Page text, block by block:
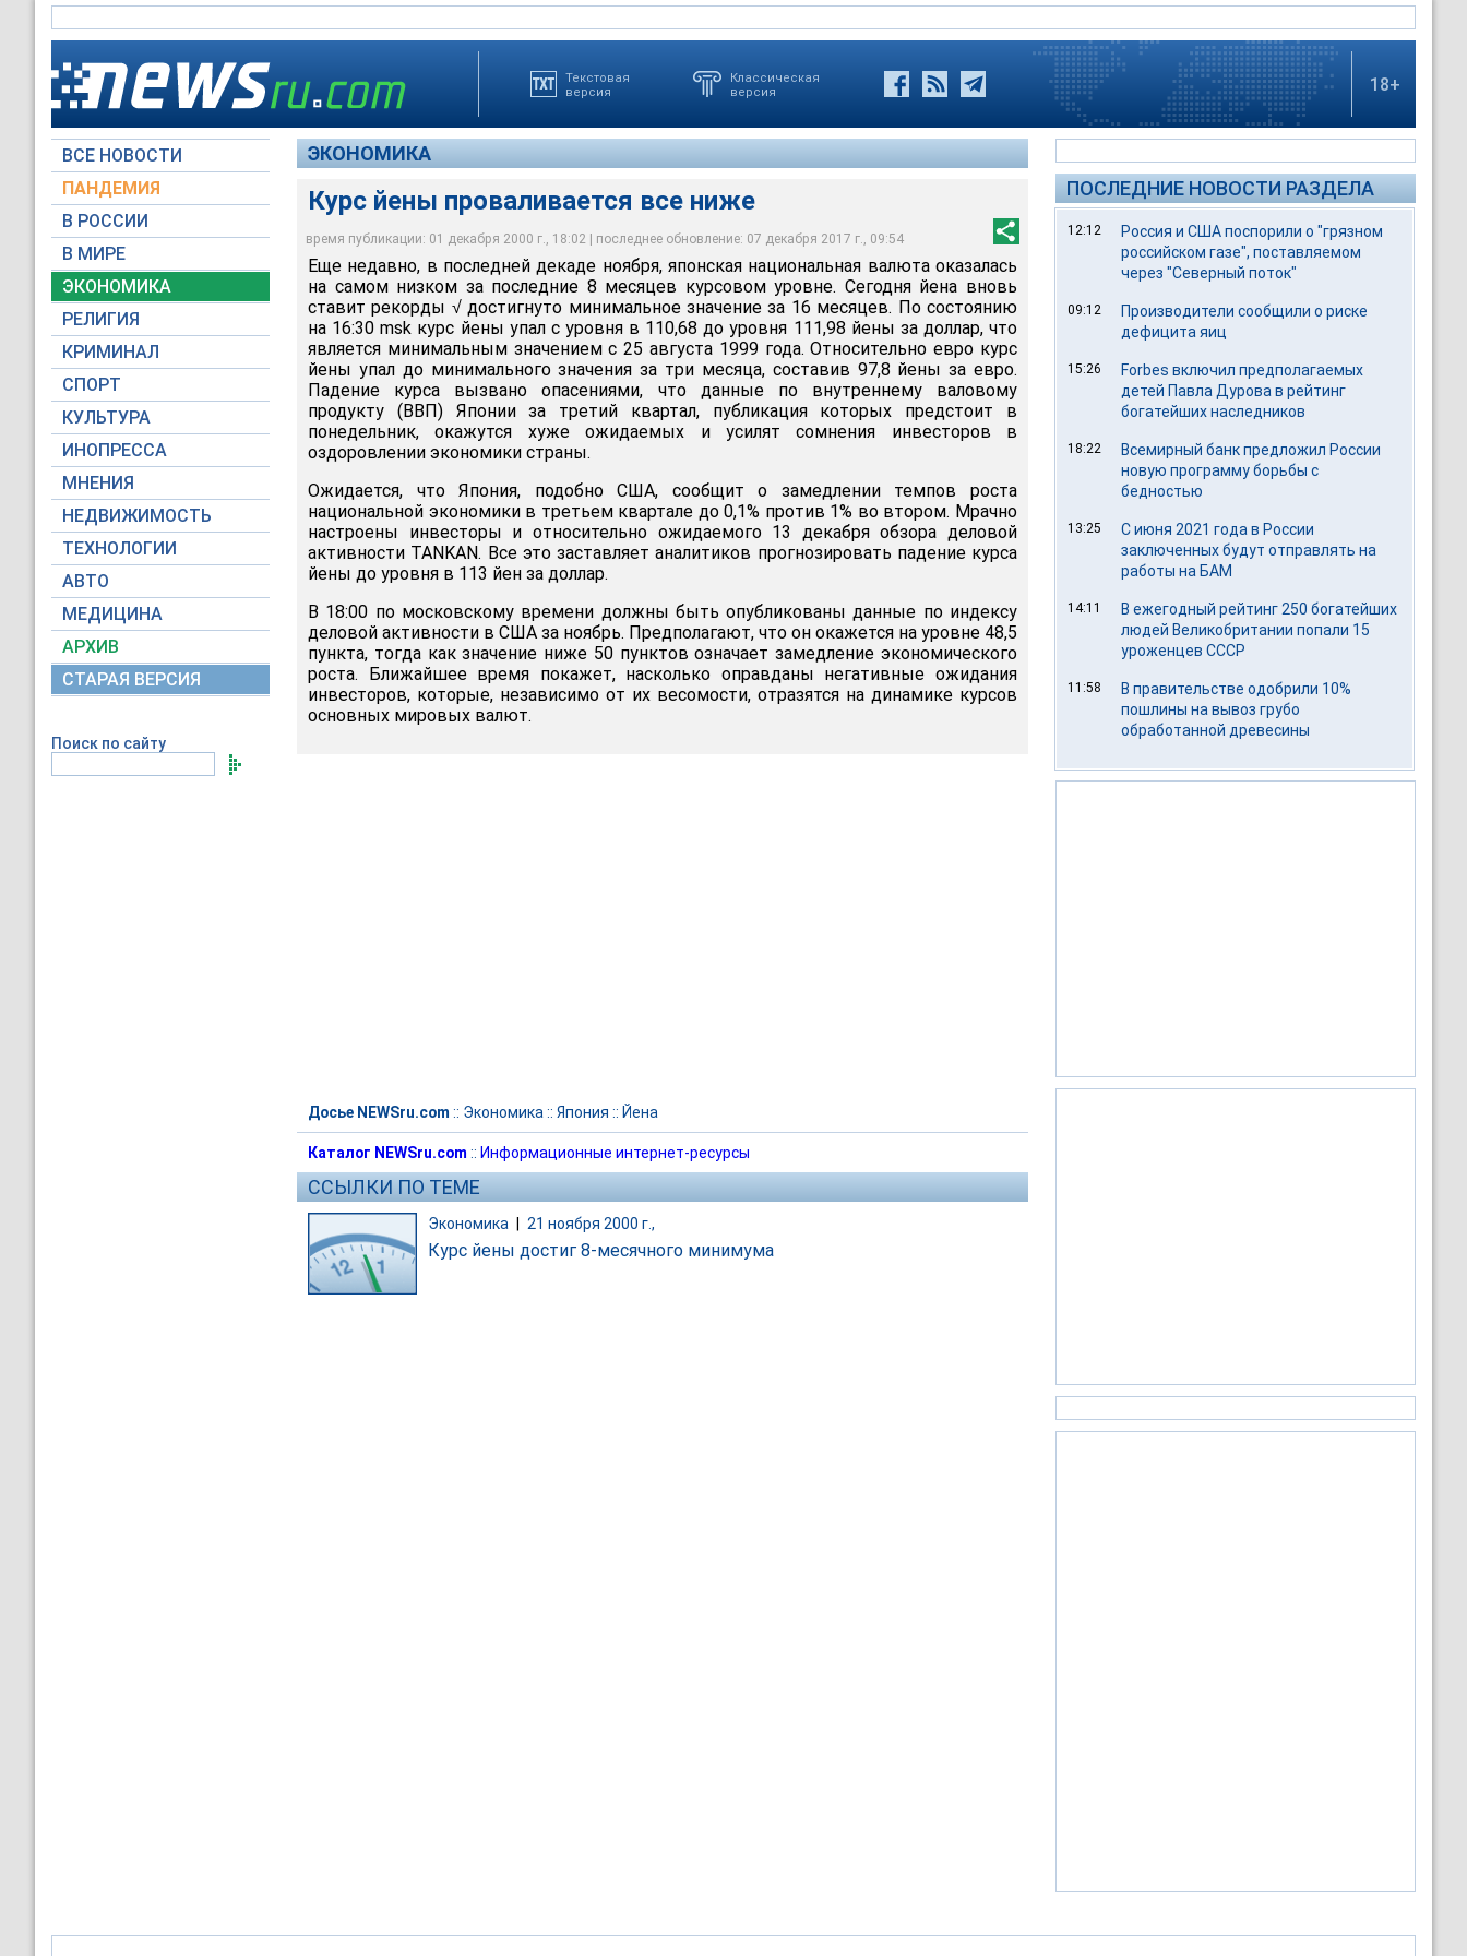
Текстовая
версия
Классическая
версия
18+
ВСЕ НОВОСТИ
ПАНДЕМИЯ
В РОССИИ
В МИРЕ
ЭКОНОМИКА
РЕЛИГИЯ
КРИМИНАЛ
СПОРТ
КУЛЬТУРА
ИНОПРЕССА
МНЕНИЯ
НЕДВИЖИМОСТЬ
ТЕХНОЛОГИИ
АВТО
МЕДИЦИНА
АРХИВ
СТАРАЯ ВЕРСИЯ
Поиск по сайту
ЭКОНОМИКА
Курс йены проваливается все ниже
время публикации: 01 декабря 2000 г., 18:02 | последнее обновление: 07 декабря 2017 г., 09:54
Еще недавно, в последней декаде ноября, японская национальная валюта оказалась
на самом низком за последние 8 месяцев курсовом уровне. Сегодня йена вновь
ставит рекорды √ достигнуто минимальное значение за 16 месяцев. По состоянию
на 16:30 msk курс йены упал с уровня в 110,68 до уровня 111,98 йены за доллар, что
является минимальным значением с 25 августа 1999 года. Относительно евро курс
йены упал до минимального значения за три месяца, составив 97,8 йены за евро.
Падение курса вызвано опасениями, что данные по внутреннему валовому
продукту (ВВП) Японии за третий квартал, публикация которых предстоит в
понедельник, окажутся хуже ожидаемых и усилят сомнения инвесторов в
оздоровлении экономики страны.
Ожидается, что Япония, подобно США, сообщит о замедлении темпов роста
национальной экономики в третьем квартале до 0,1% против 1% во втором. Мрачно
настроены инвесторы и относительно ожидаемого 13 декабря обзора деловой
активности TANKAN. Все это заставляет аналитиков прогнозировать падение курса
йены до уровня в 113 йен за доллар.
В 18:00 по московскому времени должны быть опубликованы данные по индексу
деловой активности в США за ноябрь. Предполагают, что он окажется на уровне 48,5
пункта, тогда как значение ниже 50 пунктов означает замедление экономического
роста. Ближайшее время покажет, насколько оправданы негативные ожидания
инвесторов, которые, независимо от их весомости, отразятся на динамике курсов
основных мировых валют.
Досье NEWSru.com :: Экономика :: Япония :: Йена
Каталог NEWSru.com :: Информационные интернет-ресурсы
ССЫЛКИ ПО ТЕМЕ
Экономика 21 ноября 2000 г.,
Курс йены достиг 8-месячного минимума
ПОСЛЕДНИЕ НОВОСТИ РАЗДЕЛА
12:12
Россия и США поспорили о "грязном
российском газе", поставляемом
через "Северный поток"
09:12
Производители сообщили о риске
дефицита яиц
15:26
Forbes включил предполагаемых
детей Павла Дурова в рейтинг
богатейших наследников
18:22
Всемирный банк предложил России
новую программу борьбы с
бедностью
13:25
С июня 2021 года в России
заключенных будут отправлять на
работы на БАМ
14:11
В ежегодный рейтинг 250 богатейших
людей Великобритании попали 15
уроженцев СССР
11:58
В правительстве одобрили 10%
пошлины на вывоз грубо
обработанной древесины